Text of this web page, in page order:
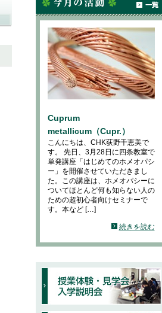
Cuprum
metallicum（Cupr.）
こんにちは、CHK荻野千恵美で
す。 先日、3月28日に四条教室で
単発講座「はじめてのホメオパシ
ー」を開催させていただきまし
た。この講座は、ホメオパシーに
ついてほとんど何も知らない人の
ための超初心者向けセミナーで
す。本など […]
続きを読む